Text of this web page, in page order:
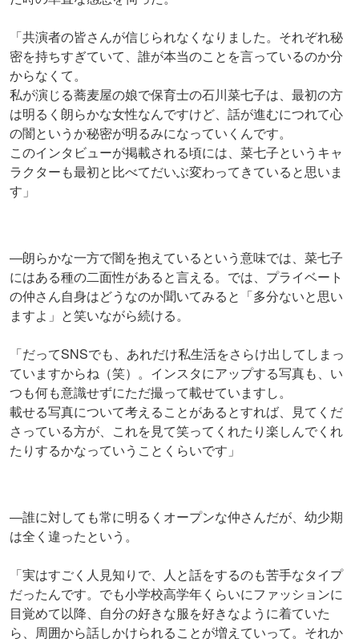
「共演者の皆さんが信じられなくなりました。それぞれ秘
密を持ちすぎていて、誰が本当のことを言っているのか分
からなくて。
私が演じる蕎麦屋の娘で保育士の石川菜七子は、最初の方
は明るく朗らかな女性なんですけど、話が進むにつれて心
の闇というか秘密が明るみになっていくんです。
このインタビューが掲載される頃には、菜七子というキャ
ラクターも最初と比べてだいぶ変わってきていると思いま
す」
―朗らかな一方で闇を抱えているという意味では、菜七子
にはある種の二面性があると言える。では、プライベート
の仲さん自身はどうなのか聞いてみると「多分ないと思い
ますよ」と笑いながら続ける。
「だってSNSでも、あれだけ私生活をさらけ出してしまっ
ていますからね（笑）。インスタにアップする写真も、い
つも何も意識せずにただ撮って載せていますし。
載せる写真について考えることがあるとすれば、見てくだ
さっている方が、これを見て笑ってくれたり楽しんでくれ
たりするかなっていうことくらいです」
―誰に対しても常に明るくオープンな仲さんだが、幼少期
は全く違ったという。
「実はすごく人見知りで、人と話をするのも苦手なタイプ
だったんです。でも小学校高学年くらいにファッションに
目覚めて以降、自分の好きな服を好きなように着ていた
ら、周囲から話しかけられることが増えていって。それか